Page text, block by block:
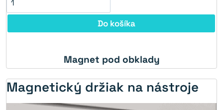
Do košíka
Magnet pod obklady
Magnetický držiak na nástroje